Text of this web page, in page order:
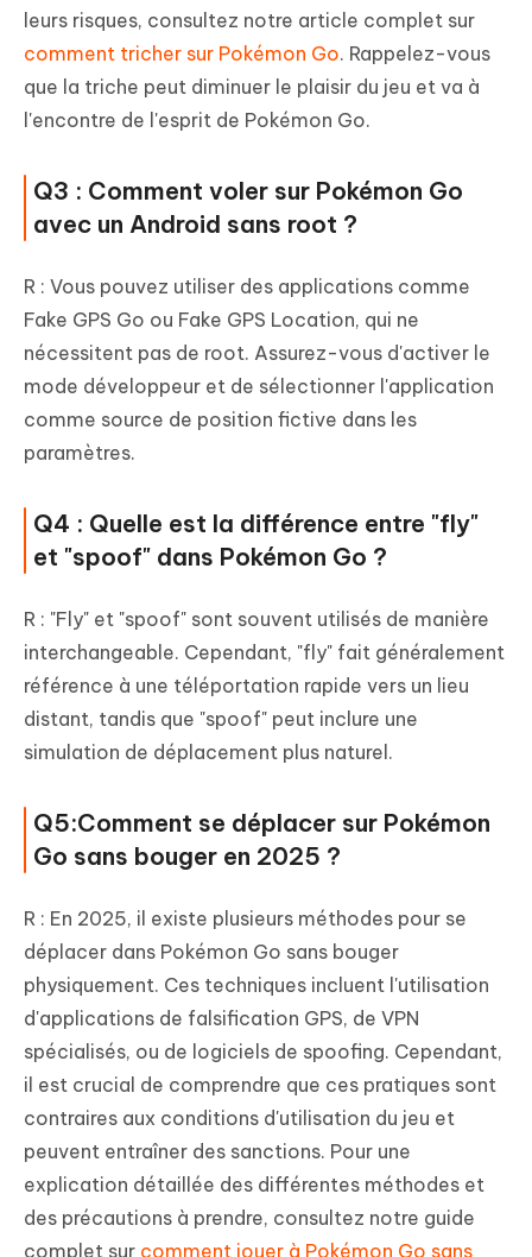
leurs risques, consultez notre article complet sur
comment tricher sur Pokémon Go. Rappelez-vous
que la triche peut diminuer le plaisir du jeu et va à
l'encontre de l'esprit de Pokémon Go.
Q3 : Comment voler sur Pokémon Go
avec un Android sans root ?
R : Vous pouvez utiliser des applications comme
Fake GPS Go ou Fake GPS Location, qui ne
nécessitent pas de root. Assurez-vous d'activer le
mode développeur et de sélectionner l'application
comme source de position fictive dans les
paramètres.
Q4 : Quelle est la différence entre "fly"
et "spoof" dans Pokémon Go ?
R : "Fly" et "spoof" sont souvent utilisés de manière
interchangeable. Cependant, "fly" fait généralement
référence à une téléportation rapide vers un lieu
distant, tandis que "spoof" peut inclure une
simulation de déplacement plus naturel.
Q5:Comment se déplacer sur Pokémon
Go sans bouger en 2025 ?
R : En 2025, il existe plusieurs méthodes pour se
déplacer dans Pokémon Go sans bouger
physiquement. Ces techniques incluent l'utilisation
d'applications de falsification GPS, de VPN
spécialisés, ou de logiciels de spoofing. Cependant,
il est crucial de comprendre que ces pratiques sont
contraires aux conditions d'utilisation du jeu et
peuvent entraîner des sanctions. Pour une
explication détaillée des différentes méthodes et
des précautions à prendre, consultez notre guide
complet sur comment jouer à Pokémon Go sans